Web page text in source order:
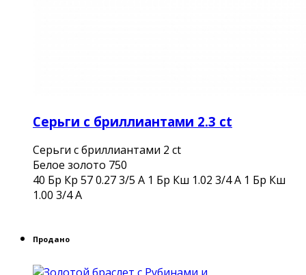
Серьги с бриллиантами 2.3 ct
Серьги с бриллиантами 2 ct
Белое золото 750
40 Бр Кр 57 0.27 3/5 А 1 Бр Кш 1.02 3/4 А 1 Бр Кш
1.00 3/4 А
Продано